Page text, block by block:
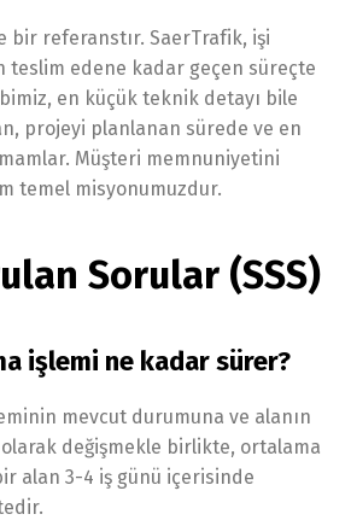
bir referanstır. SaerTrafik, işi
teslim edene kadar geçen süreçte
en küçük teknik detayı bile
projeyi planlanan sürede ve en
Müşteri memnuniyetini
temel misyonumuzdur.
Sorular (SSS)
işlemi ne kadar sürer?
mevcut durumuna ve alanın
olarak değişmekle birlikte, ortalama
alan 3-4 iş günü içerisinde